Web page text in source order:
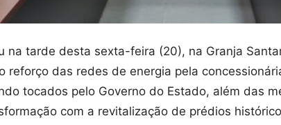
na tarde desta sexta-feira (20), na Granja
reforço das redes de energia pela
tocados pelo Governo do Estado, além das
com a revitalização de prédios